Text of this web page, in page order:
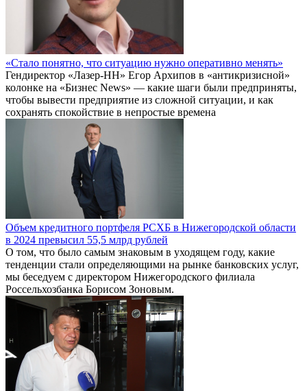
«Стало понятно, что ситуацию нужно оперативно менять»
Гендиректор «Лазер-НН» Егор Архипов в «антикризисной»
колонке на «Бизнес News» — какие шаги были предприняты,
чтобы вывести предприятие из сложной ситуации, и как
сохранять спокойствие в непростые времена
Объем кредитного портфеля РСХБ в Нижегородской области
в 2024 превысил 55,5 млрд рублей
О том, что было самым знаковым в уходящем году, какие
тенденции стали определяющими на рынке банковских услуг,
мы беседуем с директором Нижегородского филиала
Россельхозбанка Борисом Зоновым.